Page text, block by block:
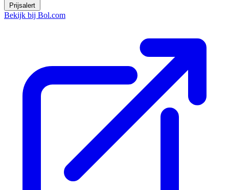
Prijsalert
Bekijk bij Bol.com